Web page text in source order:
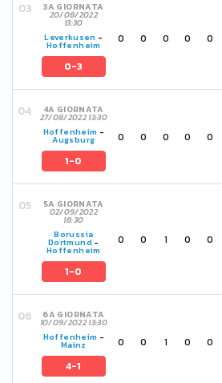
3A GIORNATA
20/08/2022
13:30
Leverkusen -
Hoffenheim
0-3
0 0 0 0 0
4A GIORNATA
27/08/2022 13:30
Hoffenheim -
Augsburg
1-0
0 0 0 0 0
5A GIORNATA
02/09/2022
18:30
Borussia
Dortmund-
Hoffenheim
1-0
0 0 1 0 0
6A GIORNATA
10/09/2022 13:30
Hoffenheim -
Mainz
4-1
0 0 1 0 0